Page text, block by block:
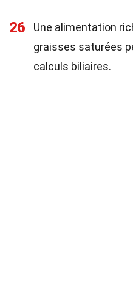
26
Une alimentation
graisses saturées
calculs biliaires.